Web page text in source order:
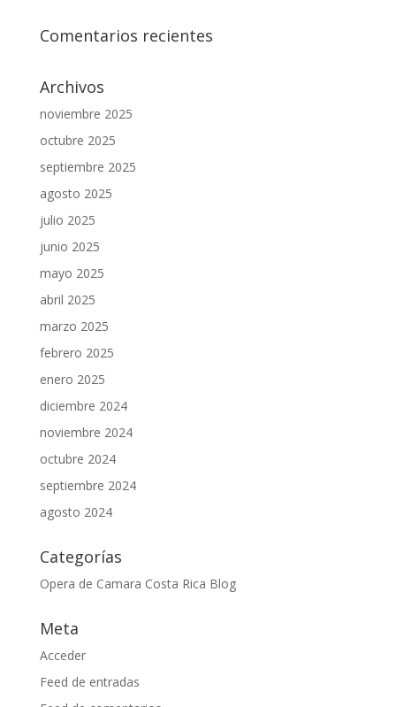
Comentarios recientes
Archivos
noviembre 2025
octubre 2025
septiembre 2025
agosto 2025
julio 2025
junio 2025
mayo 2025
abril 2025
marzo 2025
febrero 2025
enero 2025
diciembre 2024
noviembre 2024
octubre 2024
septiembre 2024
agosto 2024
Categorías
Opera de Camara Costa Rica Blog
Meta
Acceder
Feed de entradas